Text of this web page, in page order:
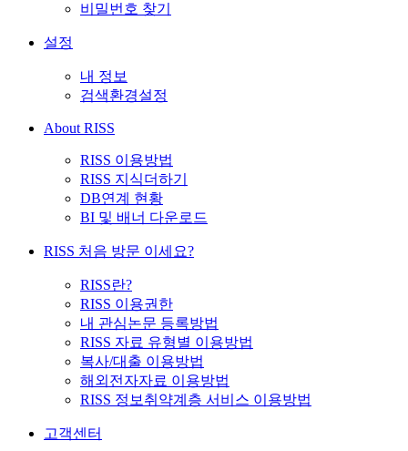
비밀번호 찾기
설정
내 정보
검색환경설정
About RISS
RISS 이용방법
RISS 지식더하기
DB연계 현황
BI 및 배너 다운로드
RISS 처음 방문 이세요?
RISS란?
RISS 이용권한
내 관심논문 등록방법
RISS 자료 유형별 이용방법
복사/대출 이용방법
해외전자자료 이용방법
RISS 정보취약계층 서비스 이용방법
고객센터